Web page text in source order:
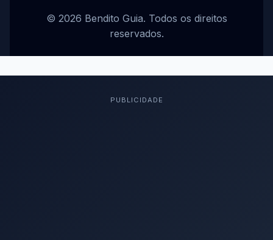
© 2026 Bendito Guia. Todos os direitos
reservados.